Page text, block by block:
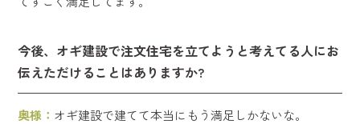
今後、オギ建設で注文住宅を立てようと考えてる人にお
伝えただけることはありますか?
奥様： オギ建設で建てて本当にもう満足しかないな。